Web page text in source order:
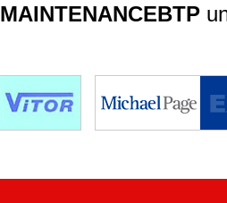
MAINTENANCEBTP